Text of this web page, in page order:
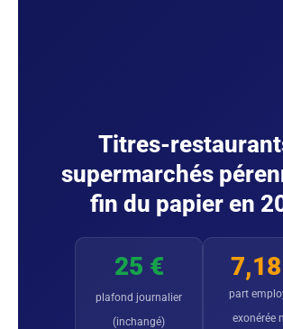
Titres-
supermarchés
fin du papier en
25 €
plafond journalier
(inchangé)
part
exonérée